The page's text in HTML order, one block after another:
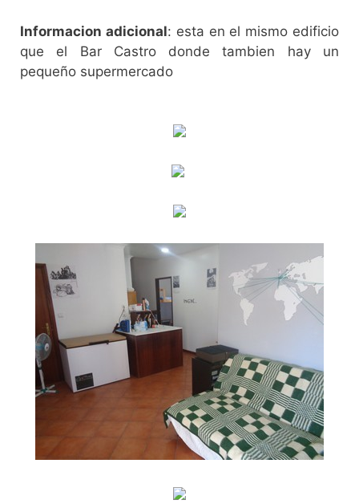
Informacion adicional: esta en el mismo edificio
que el Bar Castro donde tambien hay un
pequeño supermercado